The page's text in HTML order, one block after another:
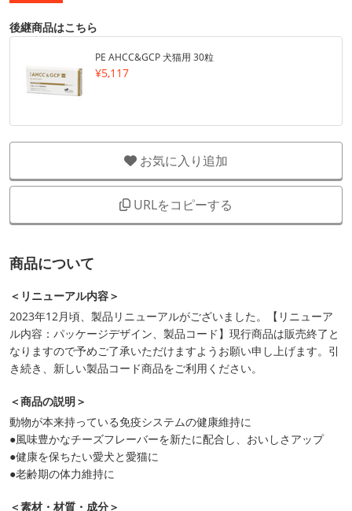
後継商品はこちら
PE AHCC&GCP 犬猫用 30粒
¥5,117
お気に入り追加
URLをコピーする
商品について
＜リニューアル内容＞
2023年12月頃、製品リニューアルがございました。【リニューア
ル内容：パッケージデザイン、製品コード】現行商品は販売終了と
なりますので予めご了承いただけますようお願い申し上げます。引
き続き、新しい製品コード商品をご利用ください。
＜商品の説明＞
動物が本来持っている免疫システムの健康維持に
●風味豊かなチーズフレーバーを新たに配合し、おいしさアップ
●健康を保ちたい愛犬と愛猫に
●老齢期の体力維持に
＜素材・材質・成分＞